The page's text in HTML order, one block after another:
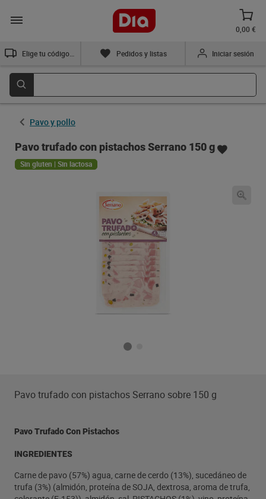
0,00 €
Pedidos y listas Iniciar sesión
Pavo y pollo
Pavo trufado con pistachos Serrano 150 g
Sin gluten | Sin lactosa
Pavo trufado con pistachos Serrano sobre 150 g
Pavo Trufado Con Pistachos
INGREDIENTES
Carne de pavo (57%) agua, carne de cerdo (13%), sucedáneo de
trufa (3%) (almidón, proteína de SOJA, dextrosa, aroma de trufa,